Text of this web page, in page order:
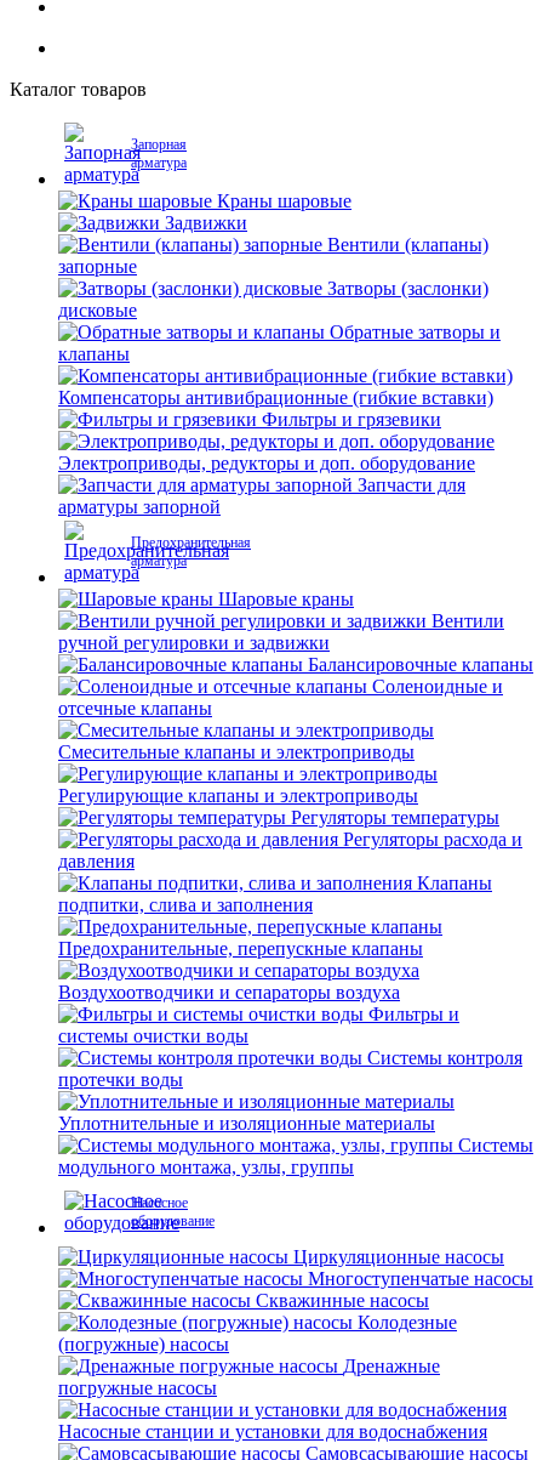
Каталог товаров
Запорная
арматура
Краны шаровые
Задвижки
Вентили (клапаны)
запорные
Затворы (заслонки)
дисковые
Обратные затворы и
клапаны
Компенсаторы антивибрационные (гибкие вставки)
Фильтры и грязевики
Электроприводы, редукторы и доп. оборудование
Запчасти для
арматуры запорной
Предохранительная
арматура
Шаровые краны
Вентили
ручной регулировки и задвижки
Балансировочные клапаны
Соленоидные и
отсечные клапаны
Смесительные клапаны и электроприводы
Регулирующие клапаны и электроприводы
Регуляторы температуры
Регуляторы расхода и
давления
Клапаны
подпитки, слива и заполнения
Предохранительные, перепускные клапаны
Воздухоотводчики и сепараторы воздуха
Фильтры и
системы очистки воды
Системы контроля
протечки воды
Уплотнительные и изоляционные материалы
Системы
модульного монтажа, узлы, группы
Насосное
оборудование
Циркуляционные насосы
Многоступенчатые насосы
Скважинные насосы
Колодезные
(погружные) насосы
Дренажные
погружные насосы
Насосные станции и установки для водоснабжения
Самовсасывающие насосы